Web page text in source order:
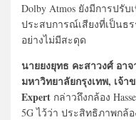
Dolby Atmos ยังมีการปรับ
ประสบการณ์เสียงที่เป็นธ
อย่างไม่มีสะดุด
นายยงยุทธ คะสาวงศ์ อา
มหาวิทยาลัยกรุงเทพ, เจ้า
Expert กล่าวถึงกล้อง
5G ไว้ว่า ประสิทธิภาพกล้